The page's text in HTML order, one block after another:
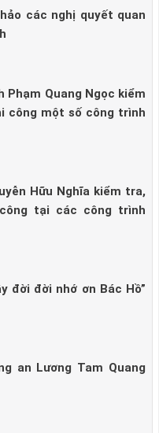
các nghị quyết quan
Phạm Quang Ngọc kiểm
công một số công trình
Hữu Nghĩa kiểm tra,
tại các công trình
đời đời nhớ ơn Bác Hồ”
an Lương Tam Quang